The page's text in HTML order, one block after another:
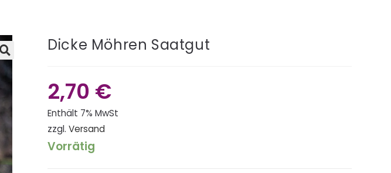
🔍
Dicke Möhren Saatgut
2,70 €
Enthält 7% MwSt
zzgl.Versand
Vorrätig